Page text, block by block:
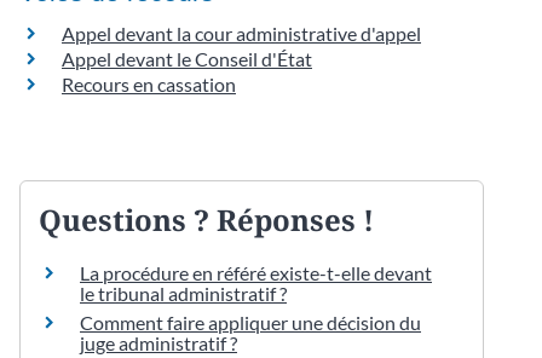
Appel devant la cour administrative d'appel
Appel devant le Conseil d'État
Recours en cassation
Questions ? Réponses !
La procédure en référé existe-t-elle devant
le tribunal administratif ?
Comment faire appliquer une décision du
juge administratif ?